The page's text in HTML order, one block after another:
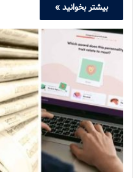
بیشتر بخوانید »